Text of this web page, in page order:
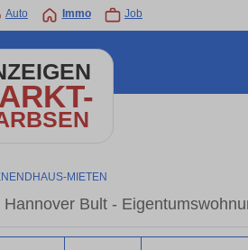
Auto Immo Job
MIETEN
Bult -